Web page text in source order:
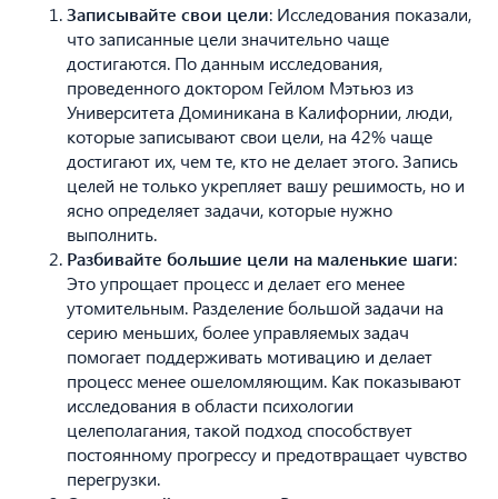
Записывайте свои цели: Исследования показали,
что записанные цели значительно чаще
достигаются. По данным исследования,
проведенного доктором Гейлом Мэтьюз из
Университета Доминикана в Калифорнии, люди,
которые записывают свои цели, на 42% чаще
достигают их, чем те, кто не делает этого. Запись
целей не только укрепляет вашу решимость, но и
ясно определяет задачи, которые нужно
выполнить.
Разбивайте большие цели на маленькие шаги:
Это упрощает процесс и делает его менее
утомительным. Разделение большой задачи на
серию меньших, более управляемых задач
помогает поддерживать мотивацию и делает
процесс менее ошеломляющим. Как показывают
исследования в области психологии
целеполагания, такой подход способствует
постоянному прогрессу и предотвращает чувство
перегрузки.
ПОДРОБНЕЕ
РОСТ ПРОДАЖ ONLINE.
ЦЕНА ПРИ РАННЕЙ ЗАПИСИ 75 000 ₸
07 : 11 : 20 : 13